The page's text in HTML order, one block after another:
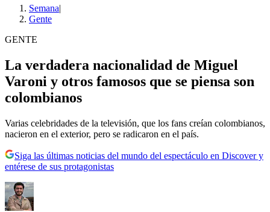
Semana|
Gente
GENTE
La verdadera nacionalidad de Miguel
Varoni y otros famosos que se piensa son
colombianos
Varias celebridades de la televisión, que los fans creían colombianos,
nacieron en el exterior, pero se radicaron en el país.
Siga las últimas noticias del mundo del espectáculo en Discover y
entérese de sus protagonistas